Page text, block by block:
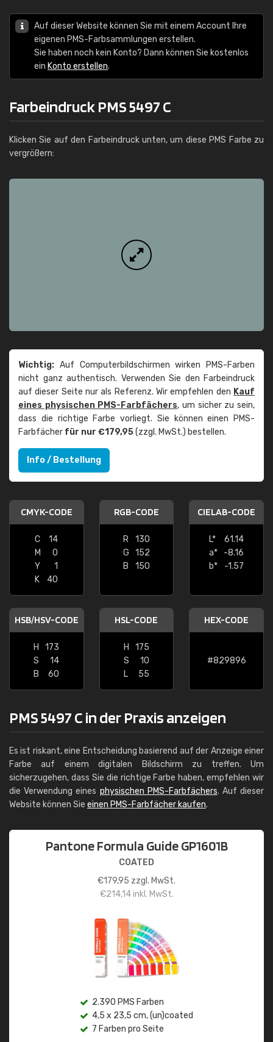
Auf dieser Website können Sie mit einem Account Ihre
eigenen PMS-Farbsammlungen erstellen.
Sie haben noch kein Konto? Dann können Sie kostenlos
ein Konto erstellen.
Farbeindruck PMS 5497 C
Klicken Sie auf den Farbeindruck unten, um diese PMS Farbe zu
vergrößern:
Wichtig: Auf Computerbildschirmen wirken PMS-Farben
nicht ganz authentisch. Verwenden Sie den Farbeindruck
auf dieser Seite nur als Referenz. Wir empfehlen den Kauf
eines physischen PMS-Farbfächers, um sicher zu sein,
dass die richtige Farbe vorliegt. Sie können einen PMS-
Farbfächer für nur €179,95(zzgl. MwSt.) bestellen.
Info / Bestellung
CMYK-CODE
C
14
M
0
Y
1
K
40
RGB-CODE
R
130
G
152
B
150
CIELAB-CODE
L*
61.14
a*
-8.16
b*
-1.57
HSB/HSV-CODE
H
173
S
14
B
60
HSL-CODE
H
175
S
10
L
55
HEX-CODE
#829896
PMS 5497 C in der Praxis anzeigen
Es ist riskant, eine Entscheidung basierend auf der Anzeige einer
Farbe auf einem digitalen Bildschirm zu treffen. Um
sicherzugehen, dass Sie die richtige Farbe haben, empfehlen wir
die Verwendung eines physischen PMS-Farbfächers. Auf dieser
Website können Sie einen PMS-Farbfächer kaufen.
Pantone Formula Guide GP1601B
COATED
€179,95 zzgl. MwSt.
€214,14inkl. MwSt.
2.390 PMS Farben
4,5 x 23,5 cm, (un)coated
7 Farben pro Seite